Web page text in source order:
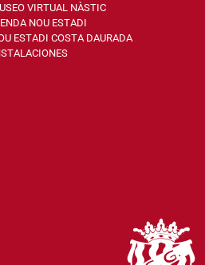
VIRTUAL NÀSTIC
NOU ESTADI
ESTADI COSTA DAURADA